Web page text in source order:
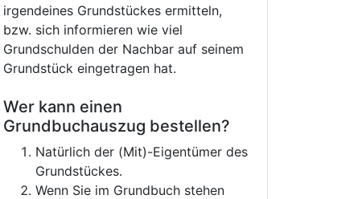
irgendeines Grundstückes ermitteln,
bzw. sich informieren wie viel
Grundschulden der Nachbar auf seinem
Grundstück eingetragen hat.
Wer kann einen
Grundbuchauszug bestellen?
Natürlich der (Mit)-Eigentümer des
Grundstückes.
Wenn Sie im Grundbuch stehen